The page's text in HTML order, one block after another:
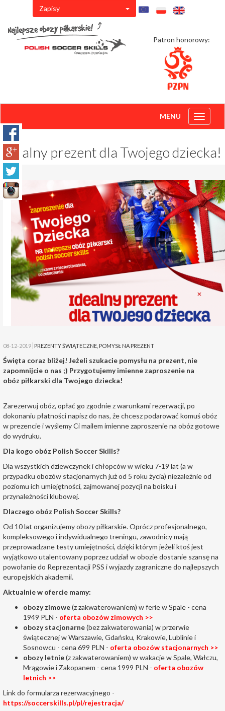
Zapisy
Patron honorowy:
Toggle
MENU
Idealny prezent dla Twojego dziecka!
08-12-2019 PREZENTY ŚWIĄTECZNE POMYSŁ NA PREZENT
Święta coraz bliżej! Jeżeli szukacie pomysłu na prezent, nie
zapomnijcie o nas ;) Przygotujemy imienne zaproszenie na
obóz piłkarski dla Twojego dziecka!
Zarezerwuj obóz, opłać go zgodnie z warunkami rezerwacji, po
dokonaniu płatności napisz do nas, że chcesz podarować komuś obóz
w prezencie i wyślemy Ci mailem imienne zaproszenie na obóz gotowe
do wydruku.
Dla kogo obóz Polish Soccer Skills?
Dla wszystkich dziewczynek i chłopców w wieku 7-19 lat (a w
przypadku obozów stacjonarnych już od 5 roku życia) niezależnie od
poziomu ich umiejętności, zajmowanej pozycji na boisku i
przynależności klubowej.
Dlaczego obóz Polish Soccer Skills?
Od 10 lat organizujemy obozy piłkarskie. Oprócz profesjonalnego,
kompleksowego i indywidualnego treningu, zawodnicy mają
przeprowadzane testy umiejętności, dzięki którym jeżeli ktoś jest
wyjątkowo utalentowany poprzez udział w obozie dostanie szansę na
powołanie do Reprezentacji PSS i wyjazdy zagraniczne do najlepszych
europejskich akademii.
Aktualnie w ofercie mamy:
obozy zimowe(z zakwaterowaniem) w ferie w Spale - cena
1949 PLN - oferta obozów zimowych >>
obozy stacjonarne(bez zakwaterowania) w przerwie
świątecznej w Warszawie, Gdańsku, Krakowie, Lublinie i
Sosnowcu - cena 699 PLN - oferta obozów stacjonarnych >>
obozy letnie(z zakwaterowaniem) w wakacje w Spale, Wałczu,
Mrągowie i Zakopanem - cena 1999 PLN - oferta obozów
letnich >>
Link do formularza rezerwacyjnego -
https://soccerskills.pl/pl/rejestracja/